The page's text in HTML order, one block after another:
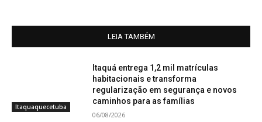
LEIA TAMBÉM
Itaquaquecetuba
Itaquá entrega 1,2 mil matrículas
habitacionais e transforma
regularização em segurança e novos
caminhos para as famílias
06/08/2026